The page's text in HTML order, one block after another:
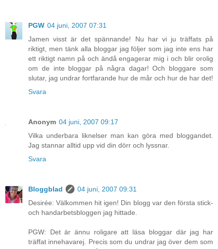
PGW 04 juni, 2007 07:31
Jamen visst är det spännande! Nu har vi ju träffats på
riktigt, men tänk alla bloggar jag följer som jag inte ens har
ett riktigt namn på och ändå engagerar mig i och blir orolig
om de inte bloggar på några dagar! Och bloggare som
slutar, jag undrar fortfarande hur de mår och hur de har det!
Svara
Anonym 04 juni, 2007 09:17
Vilka underbara liknelser man kan göra med bloggandet.
Jag stannar alltid upp vid din dörr och lyssnar.
Svara
Bloggblad
04 juni, 2007 09:31
Desirée: Välkommen hit igen! Din blogg var den första stick-
och handarbetsbloggen jag hittade.
PGW: Det är ännu roligare att läsa bloggar där jag har
träffat innehavarej. Precis som du undrar jag över dem som